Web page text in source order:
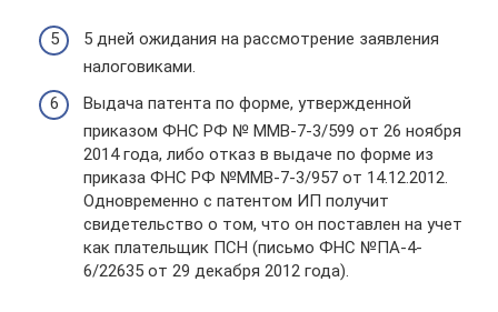
5 дней ожидания на рассмотрение заявления
налоговиками.
Выдача патента по форме, утвержденной
приказом ФНС РФ № ММВ-7-3/599 от 26 ноября
2014 года, либо отказ в выдаче по форме из
приказа ФНС РФ №ММВ-7-3/957 от 14.12.2012.
Одновременно с патентом ИП получит
свидетельство о том, что он поставлен на учет
как плательщик ПСН (письмо ФНС №ПА-4-
6/22635 от 29 декабря 2012 года).